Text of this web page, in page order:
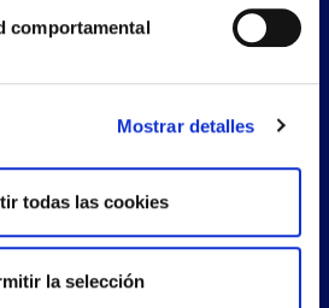
comportamental
Mostrar detalles
todas las cookies
la selección
Sí
No
Enviar
de datos
con la finalidad de atender sus consultas y/o